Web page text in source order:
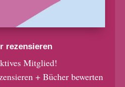
rezensieren
Mitglied!
+ Bücher bewerten